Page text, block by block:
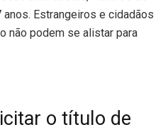
Estrangeiros e cidadãos
não podem se alistar para
o título de